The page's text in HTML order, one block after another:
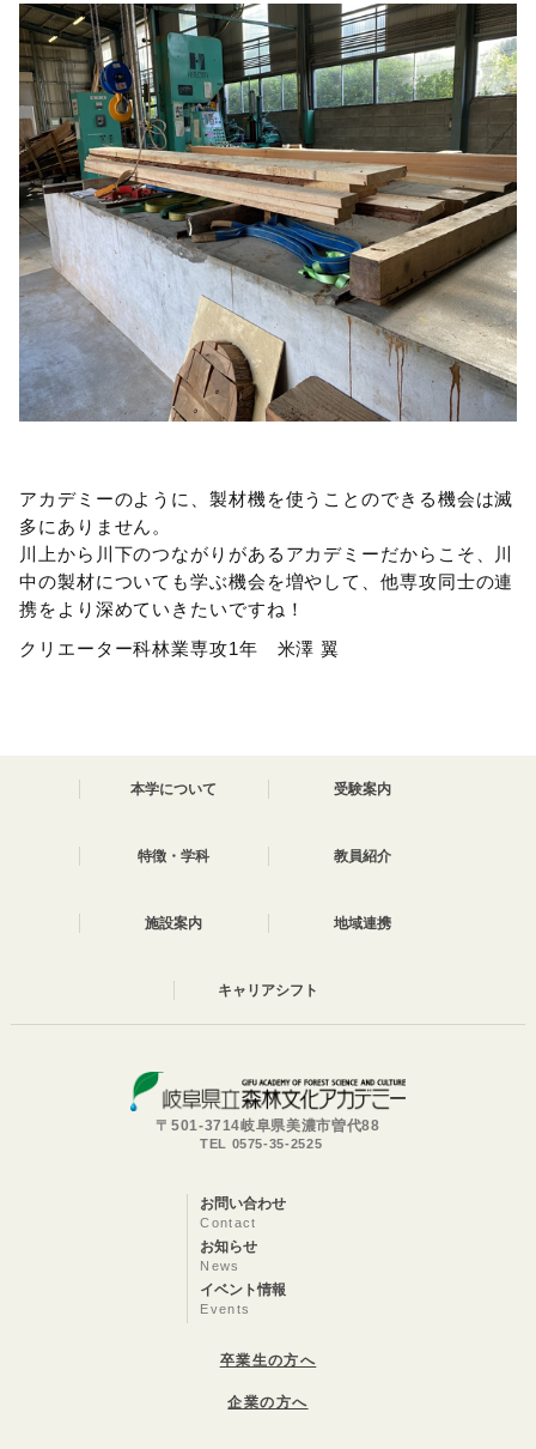
アカデミーのように、製材機を使うことのできる機会は滅
多にありません。
川上から川下のつながりがあるアカデミーだからこそ、川
中の製材についても学ぶ機会を増やして、他専攻同士の連
携をより深めていきたいですね！
クリエーター科林業専攻1年 米澤 翼
本学について 受験案内
特徴・学科 教員紹介
施設案内 地域連携
キャリアシフト
〒501-3714岐阜県美濃市曽代88
TEL 0575-35-2525
お問い合わせ
Contact
お知らせ
News
イベント情報
Events
卒業生の方へ
企業の方へ